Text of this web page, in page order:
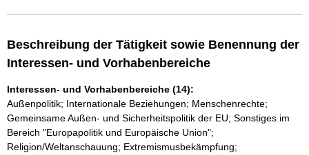
Beschreibung der Tätigkeit sowie Benennung der
Interessen- und Vorhabenbereiche
Interessen- und Vorhabenbereiche (14):
Außenpolitik; Internationale Beziehungen; Menschenrechte;
Gemeinsame Außen- und Sicherheitspolitik der EU; Sonstiges im
Bereich "Europapolitik und Europäische Union";
Religion/Weltanschauung; Extremismusbekämpfung;